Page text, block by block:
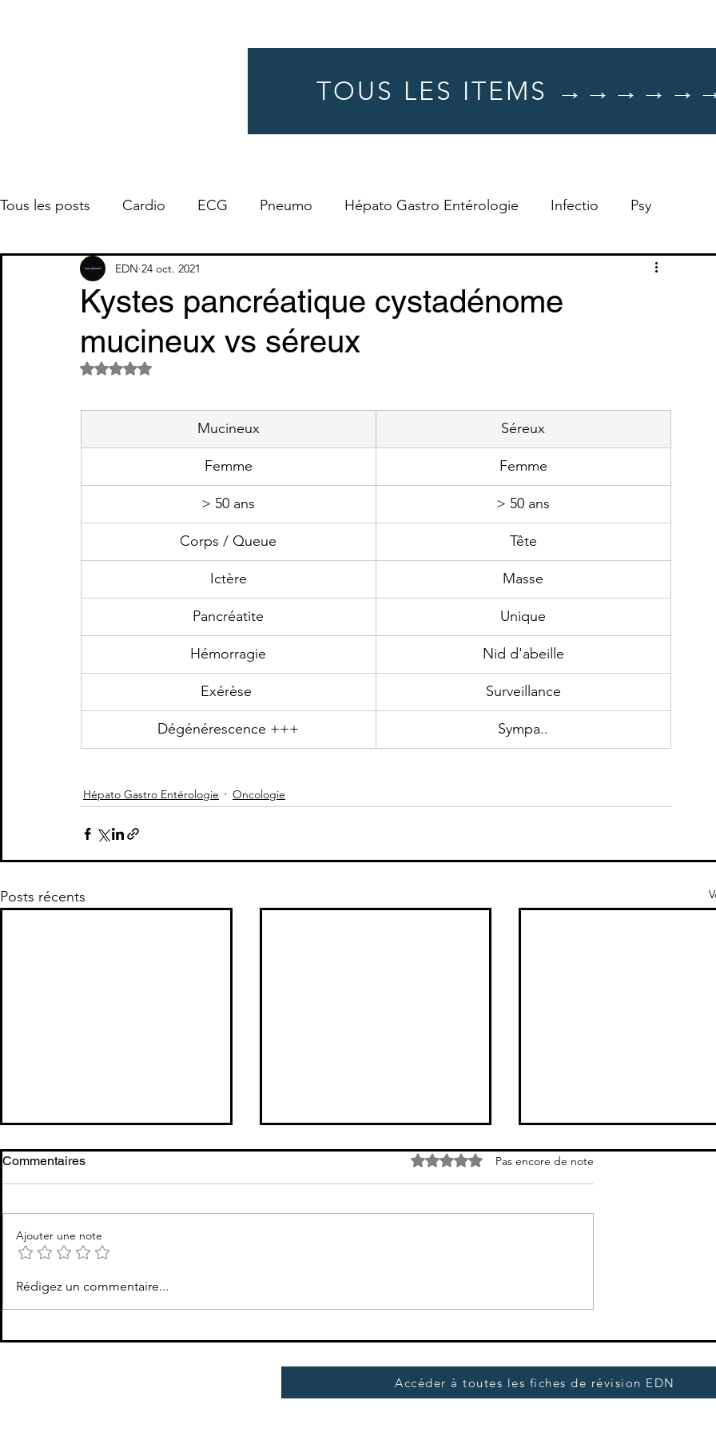
TOUS LES ITEMS
Tous les posts Cardio ECG Pneumo Hépato Gastro Entérologie Infectio Psy
Gynéco Pédiatrie
Endocrino Définition ORL Ophtalmo
Ortho
Kystes pancréatique cystadénome
mucineux vs séreux
EDN 24 oct. 2021
Noté NaN étoiles sur 5.
Mucineux Séreux
Femme Femme
> 50 ans > 50 ans
Corps / Queue Tête
Ictère Masse
Pancréatite Unique
Hémorragie Nid d'abeille
Exérèse Surveillance
Dégénérescence +++ Sympa..
Hépato Gastro Entérologie Oncologie
Posts récents
Cholécystite →
cholécystectomie < 72h
cholécystectomie au plus vite
Cholecystite → Pas de
dilatation des voies biliaires
dilatées dans la cholecystite
Douleur colique hépatique
Brutale, intense inhibe la
Commentaires Noté 0 étoile sur 5.Pas encore de note
Ajouter une note
Rédigez un commentaire...
Accéder à toutes les fiches de révision EDN